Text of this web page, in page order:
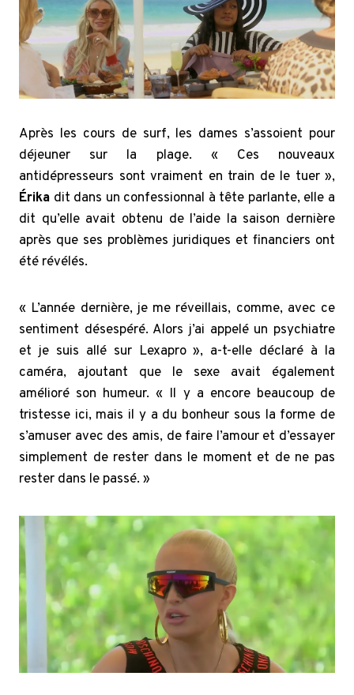
Après les cours de surf, les dames s’assoient pour
déjeuner sur la plage. « Ces nouveaux
antidépresseurs sont vraiment en train de le tuer »,
Érika dit dans un confessionnal à tête parlante, elle a
dit qu’elle avait obtenu de l’aide la saison dernière
après que ses problèmes juridiques et financiers ont
été révélés.
« L’année dernière, je me réveillais, comme, avec ce
sentiment désespéré. Alors j’ai appelé un psychiatre
et je suis allé sur Lexapro », a-t-elle déclaré à la
caméra, ajoutant que le sexe avait également
amélioré son humeur. « Il y a encore beaucoup de
tristesse ici, mais il y a du bonheur sous la forme de
s’amuser avec des amis, de faire l’amour et d’essayer
simplement de rester dans le moment et de ne pas
rester dans le passé. »